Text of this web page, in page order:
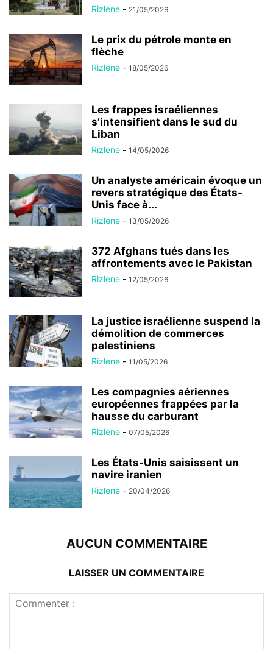
Rizlene - 21/05/2026
Le prix du pétrole monte en
flèche
Rizlene - 18/05/2026
Les frappes israéliennes
s’intensifient dans le sud du
Liban
Rizlene - 14/05/2026
Un analyste américain évoque un
revers stratégique des États-
Unis face à...
Rizlene - 13/05/2026
372 Afghans tués dans les
affrontements avec le Pakistan
Rizlene - 12/05/2026
La justice israélienne suspend la
démolition de commerces
palestiniens
Rizlene - 11/05/2026
Les compagnies aériennes
européennes frappées par la
hausse du carburant
Rizlene - 07/05/2026
Les États-Unis saisissent un
navire iranien
Rizlene - 20/04/2026
AUCUN COMMENTAIRE
LAISSER UN COMMENTAIRE